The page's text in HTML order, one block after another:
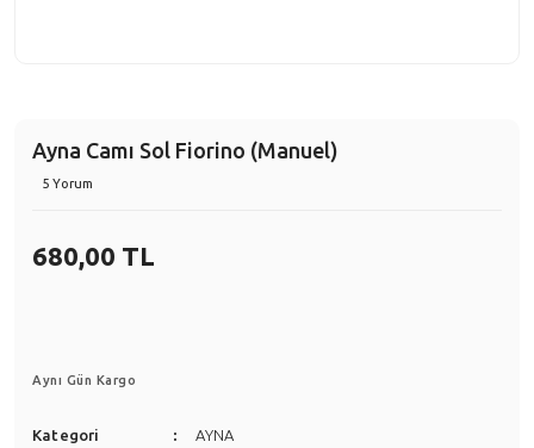
Ayna Camı Sol Fiorino (Manuel)
5 Yorum
680,00 TL
Aynı Gün Kargo
Kategori
AYNA